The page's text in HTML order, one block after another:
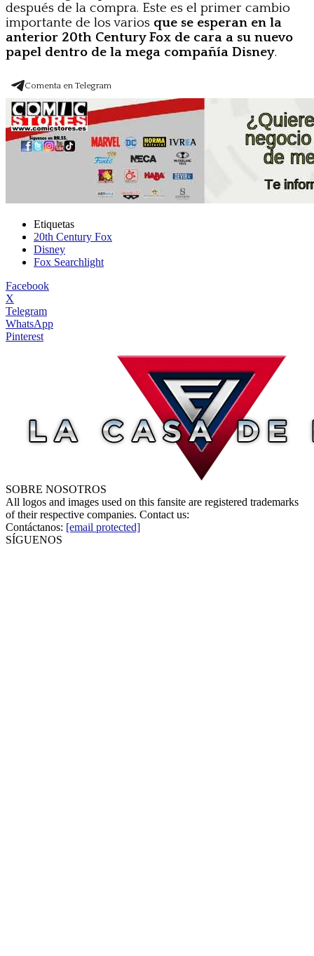
después de la compra. Este es el primer cambio
importante de los varios que se esperan en la
anterior 20th Century Fox de cara a su nuevo
papel dentro de la mega compañía Disney.
Comenta en Telegram
Etiquetas
20th Century Fox
Disney
Fox Searchlight
Facebook
X
Telegram
WhatsApp
Pinterest
SOBRE NOSOTROS
All logos and images used on this fansite are registered trademarks
of their respective companies. Contact us:
Contáctanos: [email protected]
SÍGUENOS